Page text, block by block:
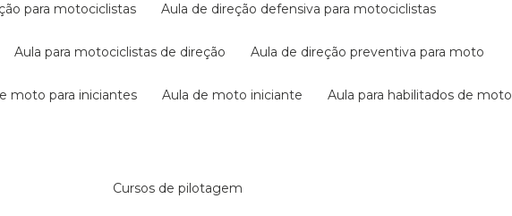
para motociclistas aula de direção defensiva para motociclistas
aula para motociclistas de direção aula de direção preventiva para moto
moto para iniciantes aula de moto iniciante aula para habilitados de moto
cursos de pilotagem